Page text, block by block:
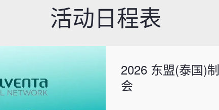
活动日程表
2026 东盟(泰国)
会